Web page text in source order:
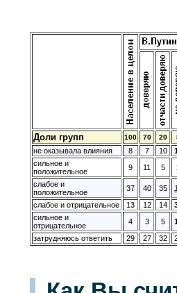
Доли групп 100 70 20
не оказывала влияния 8 7 10
сильное и
положительное
9 11 5
слабое и
положительное
37 40 35
слабое и отрицательное
13 12 14
сильное и
отрицательное
4 3 5
затрудняюсь ответить
29 27 32